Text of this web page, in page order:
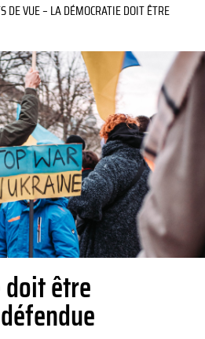
DE VUE– LA DÉMOCRATIE DOIT ÊTRE
être